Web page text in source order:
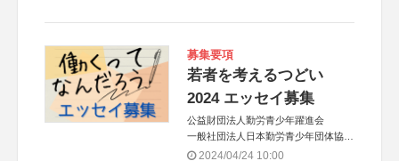
募集要項
若者を考えるつどい
2024 エッセイ募集
公益財団法人勤労青少年躍進会
一般社団法人日本勤労青少年団体協議
会2024/04/24 10:00